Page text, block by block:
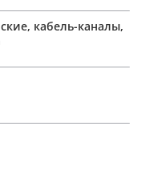
кабель-каналы,